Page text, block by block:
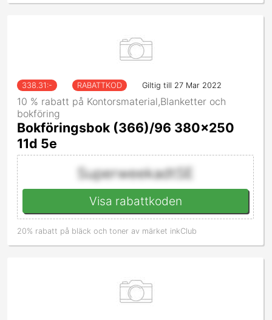
338.31 :- RABATTKOD Giltig till 27 Mar 2022
10 % rabatt på Kontorsmaterial,Blanketter och
bokföring
Bokföringsbok (366)/96 380x250
11d 5e
SuperweekadtSE
Visa rabattkoden
20% rabatt på bläck och toner av märket inkClub